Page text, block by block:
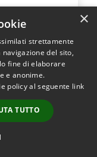
PS
Generale...
×
strettamente
del sito,
fine di elaborare
e anonime.
policy al seguente link
TUTTO